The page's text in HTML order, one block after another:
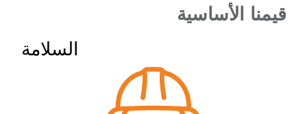
قيمنا الأساسية
السلامة